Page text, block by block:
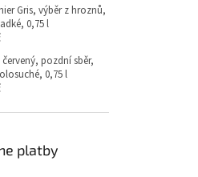
Gris, výběr z hroznů,
0,75 l
pozdní sběr,
0,75 l
platby